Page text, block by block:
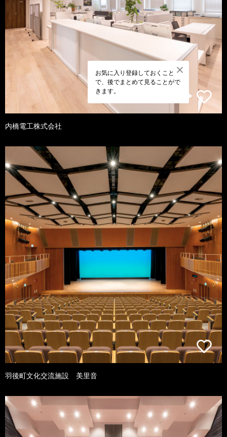
お気に入り登録しておくこと
で、後でまとめて見ることがで
きます。
内橋電工株式会社
羽後町文化交流施設 美里音